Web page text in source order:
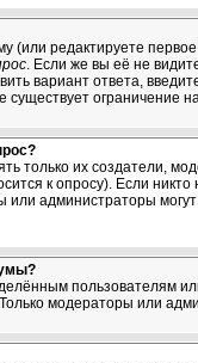
(или редактируете
. Если же вы её не
вариант ответа,
ограничение
только их создатели,
к опросу). Если
или администраторы
пользователям
модераторы или